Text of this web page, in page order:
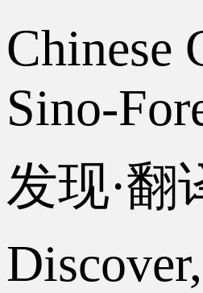
Chinese
Sino-
发现·翻